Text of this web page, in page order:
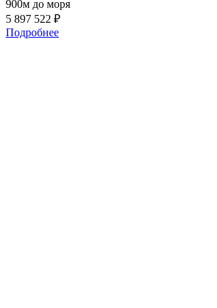
900м до моря
5 897 522 ₽
Подробнее